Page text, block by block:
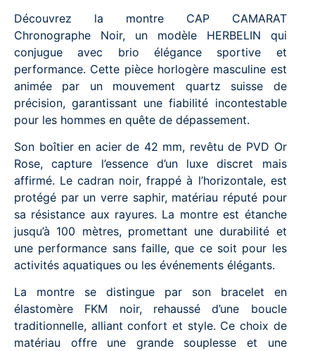
Découvrez la montre CAP CAMARAT
Chronographe Noir, un modèle HERBELIN qui
conjugue avec brio élégance sportive et
performance. Cette pièce horlogère masculine est
animée par un mouvement quartz suisse de
précision, garantissant une fiabilité incontestable
pour les hommes en quête de dépassement.
Son boîtier en acier de 42 mm, revêtu de PVD Or
Rose, capture l’essence d’un luxe discret mais
affirmé. Le cadran noir, frappé à l’horizontale, est
protégé par un verre saphir, matériau réputé pour
sa résistance aux rayures. La montre est étanche
jusqu’à 100 mètres, promettant une durabilité et
une performance sans faille, que ce soit pour les
activités aquatiques ou les événements élégants.
La montre se distingue par son bracelet en
élastomère FKM noir, rehaussé d’une boucle
traditionnelle, alliant confort et style. Ce choix de
matériau offre une grande souplesse et une